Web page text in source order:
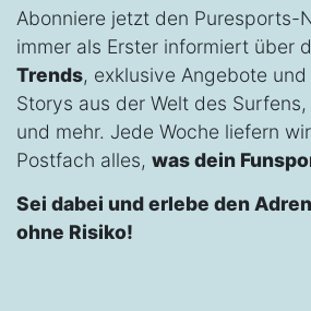
Abonniere jetzt den Puresports-
immer als Erster informiert über
Trends, exklusive Angebote
Storys aus der Welt des
und mehr. Jede Woche liefern
Postfach alles, was dein
Sei dabei und erlebe den
ohne Risiko!